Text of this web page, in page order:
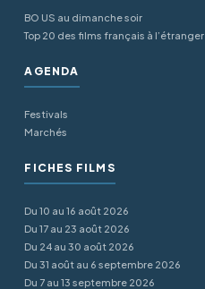
BO US au dimanche soir
Top 20 des films français à l’étranger
AGENDA
Festivals
Marchés
FICHES FILMS
Du 10 au 16 août 2026
Du 17 au 23 août 2026
Du 24 au 30 août 2026
Du 31 août au 6 septembre 2026
Du 7 au 13 septembre 2026